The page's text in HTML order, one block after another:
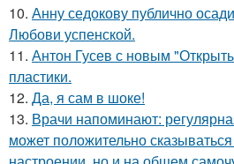
10. Анну седокову публично
Любови успенской.
11. Антон Гусев с новым
пластики.
12. Да, я сам в шоке!
13. Врачи напоминают:
может положительно